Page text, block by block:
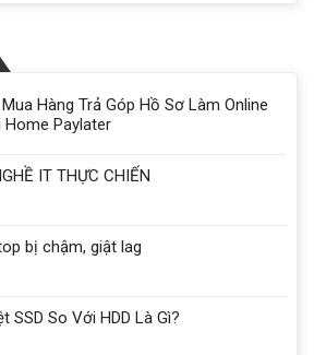
Hàng Trả Góp Hồ Sơ Làm Online
Home Paylater
IT THỰC CHIẾN
bị chậm, giật lag
SSD So Với HDD Là Gì?